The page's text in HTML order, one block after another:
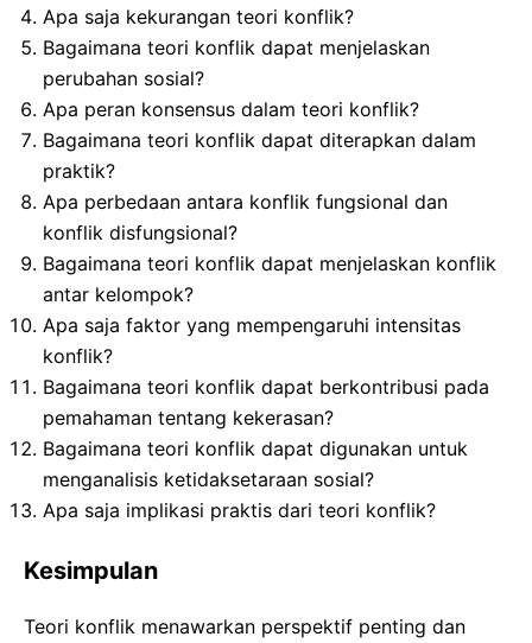
Apa saja kekurangan teori konflik?
Bagaimana teori konflik dapat menjelaskan
perubahan sosial?
Apa peran konsensus dalam teori konflik?
Bagaimana teori konflik dapat diterapkan dalam
praktik?
Apa perbedaan antara konflik fungsional dan
konflik disfungsional?
Bagaimana teori konflik dapat menjelaskan konflik
antar kelompok?
Apa saja faktor yang mempengaruhi intensitas
konflik?
Bagaimana teori konflik dapat berkontribusi pada
pemahaman tentang kekerasan?
Bagaimana teori konflik dapat digunakan untuk
menganalisis ketidaksetaraan sosial?
Apa saja implikasi praktis dari teori konflik?
Kesimpulan
Teori konflik menawarkan perspektif penting dan